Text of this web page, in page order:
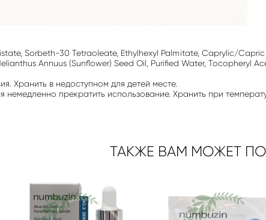
Sorbeth-30 Tetraoleate, Ethylhexyl Palmitate, Caprylic/
Annuus (Sunflower) Seed Oil, Purified Water, Tocopheryl
Хранить в недоступном для детей месте.
немедленно прекратить использование. Хранить при
ТАКЖЕ ВАМ МОЖЕТ